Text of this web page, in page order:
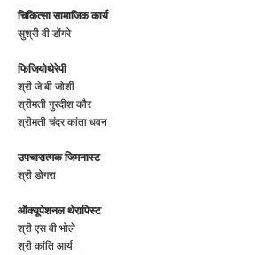
चिकित्सा सामाजिक कार्य
सुश्री वी डोंगरे
फिजियोथेरेपी
श्री जे बी जोशी
श्रीमती गुरदीश कौर
श्रीमती चंदर कांता धवन
उपचारात्मक जिमनास्ट
श्री डोगरा
ऑक्यूपेशनल थेरापिस्ट
श्री एस वी भोले
श्री कांति आर्य